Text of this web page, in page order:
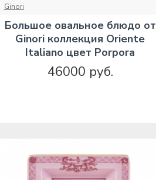
Ginori
Большое овальное блюдо от
Ginori коллекция Oriente
Italiano цвет Porpora
46000 руб.